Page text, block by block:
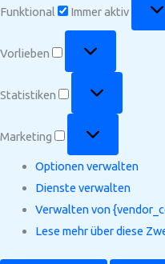
Funktional
Immer aktiv
Vorlieben
Statistiken
Marketing
Optionen verwalten
Dienste verwalten
Verwalten von
Lese mehr über diese